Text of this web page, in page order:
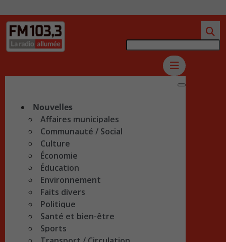
Nouvelles
Affaires municipales
Communauté / Social
Culture
Économie
Éducation
Environnement
Faits divers
Politique
Santé et bien-être
Sports